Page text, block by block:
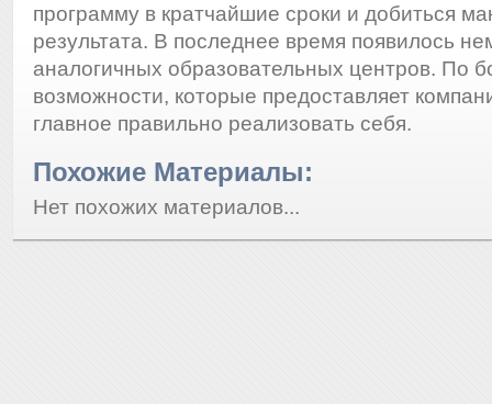
программу в кратчайшие сроки и добиться
результата. В последнее время появилось
аналогичных образовательных центров. По
возможности, которые предоставляет
главное правильно реализовать себя.
Похожие Материалы:
Нет похожих материалов...